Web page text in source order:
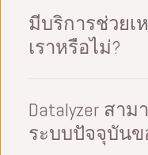
อย่างค่อยเป็นค่อย
ผสานการฝึกอบรม
ตัวอย่างเช่น เราจั
ศึกษา MSA แล้วเร
เพื่อประเมินผลลัพ
มีบริการช่วยเ
เราหรือไม่?
สเปน, ฝรั่งเศส, เย
โปรตุเกส (โปรตุเ
เดนมาร์ก, ฮังการี
Datalyzer สา
ระบบปัจจุบันข